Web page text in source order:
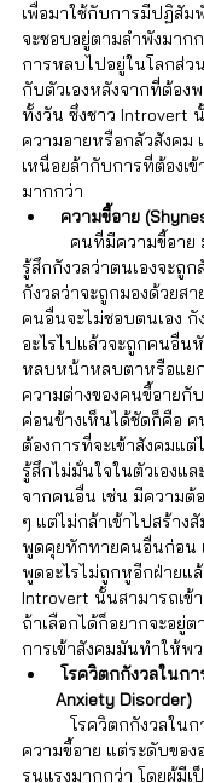
เพื่อมาใช้กับการมีปฏิสั
จะชอบอยู่ตามลำพังมาก
การหลบไปอยู่ในโลกส่ว
กับตัวเองหลังจากที่ต้อ
ทั้งวัน ซึ่งชาว Introvert
ความอายหรือกลัวสังค
เหนื่อยล้ากับการที่ต้องเ
มากกว่า
ความขี้อาย
รู้สึกกังวลว่าตนเองจะถูก
กังวลว่าจะถูกมองด้วยส
คนอื่นจะไม่ชอบตนเอง
อะไรไปแล้วจะถูกคนอื่น
หลบหน้าหลบตาหรือแย
ความต่างของคนขี้อายกั
ค่อนข้างเห็นได้ชัดก็คือ
ต้องการที่จะเข้าสังคมแต่
รู้สึกไม่มั่นใจในตัวเองแ
จากคนอื่น เช่น มีความต้
ๆ แต่ไม่กล้าเข้าไปสร้าง
พูดคุยทักทายคนอื่นก่อน
พูดอะไรไม่ถูกหูอีกฝ่ายแ
Introvert นั้นสามารถเข้
ถ้าเลือกได้ก็อยากจะอยู่
การเข้าสังคมมันทำให้พ
Anxiety Disorder)
ความขี้อาย แต่ระดับของ
รุนแรงมากกว่า โดยผู้มีเ